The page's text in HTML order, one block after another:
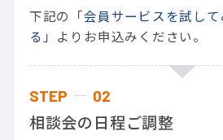
下記の「会員サービスを試して
る 」よりお申込みください。
STEP 02
相談会の日程ご調整